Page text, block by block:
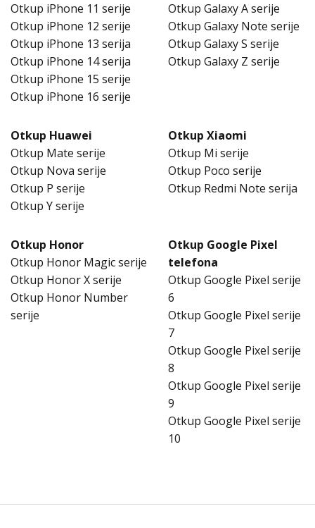
Otkup iPhone 11 serije
Otkup iPhone 12 serije
Otkup iPhone 13 serija
Otkup iPhone 14 serija
Otkup iPhone 15 serije
Otkup iPhone 16 serije
Otkup Galaxy A serije
Otkup Galaxy Note serije
Otkup Galaxy S serije
Otkup Galaxy Z serije
Otkup Huawei
Otkup Mate serije
Otkup Nova serije
Otkup P serije
Otkup Y serije
Otkup Xiaomi
Otkup Mi serije
Otkup Poco serije
Otkup Redmi Note serija
Otkup Honor
Otkup Honor Magic serije
Otkup Honor X serije
Otkup Honor Number
serije
Otkup Google Pixel
telefona
Otkup Google Pixel serije
6
Otkup Google Pixel serije
7
Otkup Google Pixel serije
8
Otkup Google Pixel serije
9
Otkup Google Pixel serije
10